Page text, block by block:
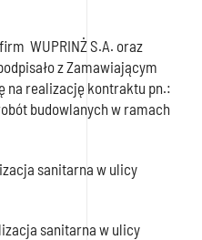
WUPRINŻ S.A. oraz
z Zamawiającym
na realizację kontraktu pn.:
budowlanych w ramach
sanitarna w ulicy
sanitarna w ulicy